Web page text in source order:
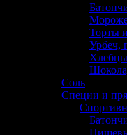
Торты
Урбеч,
Соль
Специи и